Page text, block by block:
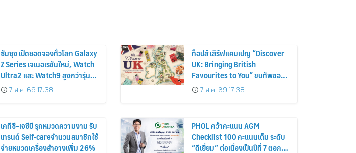
ซัมซุง เปิดยอดจองทั่วโลก Galaxy
Z Series เจเนอเรชันใหม่, Watch
Ultra2 และ Watch9 สูงกว่ารุ่น
ก่อนหน้ากว่า 30%
7 ส.ค. 69 17:38
ท็อปส์ เสิร์ฟแคมเปญ “Discover
UK: Bringing British
Favourites to You” ขนทัพของ
อร่อยและไอเท็มฮิตจากสหราช
อาณาจักร ส่งตรงถึงมือตั้งแต่วัน
7 ส.ค. 69 17:38
เคทีซี–เจซีบี รุกหมวดความงาม รับ
เทรนด์ Self-careจำนวนสมาชิกใช้
จ่ายหมวดเครื่องสำอางเพิ่ม 26%
PHOL คว้าคะแนน AGM
Checklist 100 คะแนนเต็ม ระดับ
“ดีเยี่ยม” ต่อเนื่องเป็นปีที่ 7 ตอกย้ำ